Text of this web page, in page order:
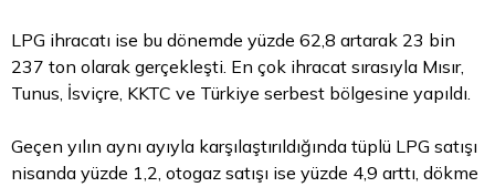
LPG ihracatı ise bu dönemde yüzde 62,8 artarak 23 bin
237 ton olarak gerçekleşti. En çok ihracat sırasıyla Mısır,
Tunus, İsviçre, KKTC ve Türkiye serbest bölgesine yapıldı.
Geçen yılın aynı ayıyla karşılaştırıldığında tüplü LPG satışı
nisanda yüzde 1,2, otogaz satışı ise yüzde 4,9 arttı, dökme